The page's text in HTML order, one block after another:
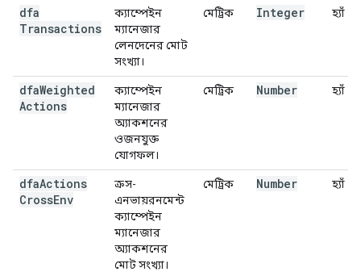
dfa
Transactions
ক্যাম্পেইন
ম্যানেজার
লেনদেনের মোট
সংখ্যা।
মেট্রিক Integer হ্যাঁ
dfaWeighted
Actions
ক্যাম্পেইন
ম্যানেজার
অ্যাকশনের
ওজনযুক্ত
যোগফল।
মেট্রিক Number হ্যাঁ
dfaActions
CrossEnv
ক্রস-
এনভায়রনমেন্ট
ক্যাম্পেইন
ম্যানেজার
অ্যাকশনের
মোট সংখ্যা।
মেট্রিক Number হ্যাঁ